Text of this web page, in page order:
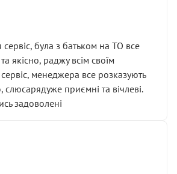
була з батьком на ТО все
якісно, раджу всім своїм
менеджера все розказують
приємні та вічлеві.
задоволені